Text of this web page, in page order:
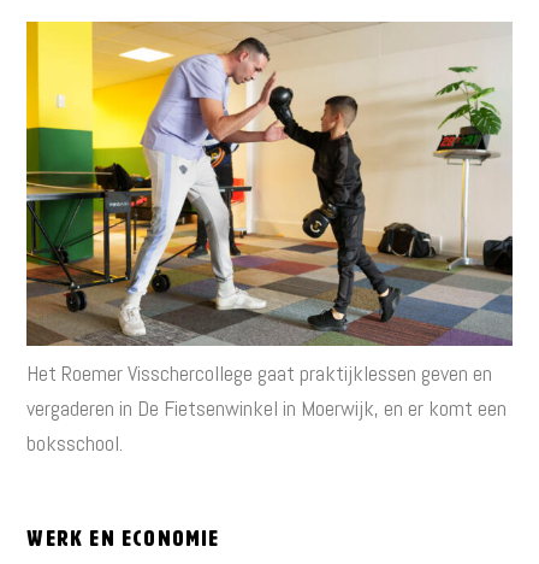
Het Roemer Visschercollege gaat praktijklessen geven en
vergaderen in De Fietsenwinkel in Moerwijk, en er komt een
boksschool.
Werk en Economie